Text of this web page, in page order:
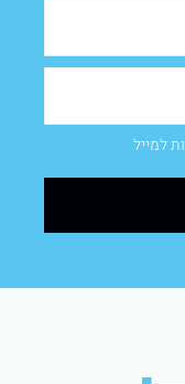
למייל